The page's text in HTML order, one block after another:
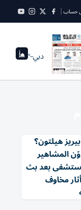
حساب
دبي--°
هيلتون؟
المشاهير
بعد بث
مخاوف